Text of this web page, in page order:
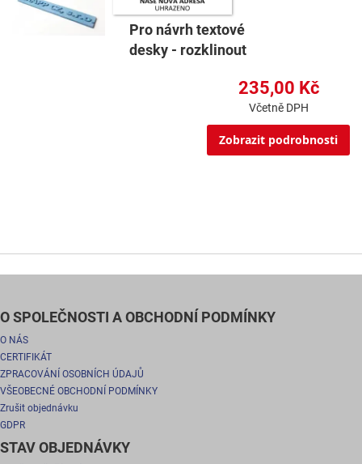
Pro návrh textové
desky - rozklinout
235,00 Kč
Včetně DPH
Zobrazit podrobnosti
O SPOLEČNOSTI A OBCHODNÍ PODMÍNKY
O NÁS
CERTIFIKÁT
ZPRACOVÁNÍ OSOBNÍCH ÚDAJŮ
VŠEOBECNÉ OBCHODNÍ PODMÍNKY
Zrušit objednávku
GDPR
STAV OBJEDNÁVKY